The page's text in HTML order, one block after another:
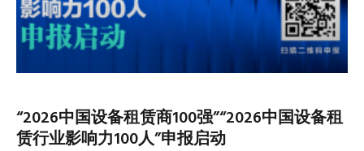
“2026中国设备租赁商100强”“2026中国设备租
赁行业影响力100人”申报启动